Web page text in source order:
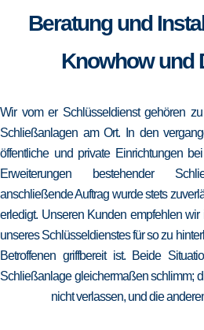
Beratung und
Knowhow und
Wir vom er Schlüsseldienst gehören
Schließanlagen am Ort. In den
öffentliche und private Einrichtungen
Erweiterungen bestehender
anschließende Auftrag wurde stets
erledigt. Unseren Kunden empfehlen
unseres Schlüsseldienstes für so zu
Betroffenen griffbereit ist. Beide
Schließanlage gleichermaßen schlimm;
nicht verlassen, und die